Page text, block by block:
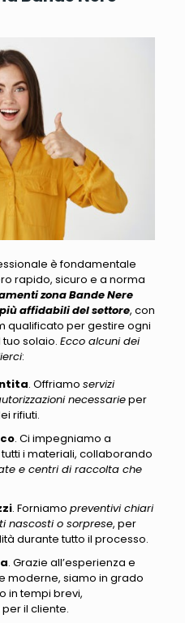
è fondamentale
rapido, sicuro e a norma
zona Bande Nere
affidabili del settore, con
qualificato per gestire ogni
solaio. Ecco alcuni dei
:
. Offriamo servizi
necessarieper
rifiuti.
. Ci impegniamo a
i materiali, collaborando
e centri di raccolta che
. Forniamo preventivi chiari
nascosti o sorprese, per
durante tutto il processo.
. Grazie all’esperienza e
moderne, siamo in grado
in tempi brevi,
il cliente.